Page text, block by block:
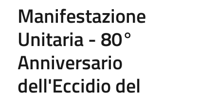
Manifestazione
Unitaria - 80°
Anniversario
dell'Eccidio del